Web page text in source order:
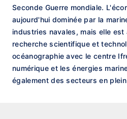
Seconde Guerre mondiale.
aujourd'hui dominée par la
industries navales, mais elle
recherche scientifique et
océanographie avec le centre
numérique et les énergies
également des secteurs en